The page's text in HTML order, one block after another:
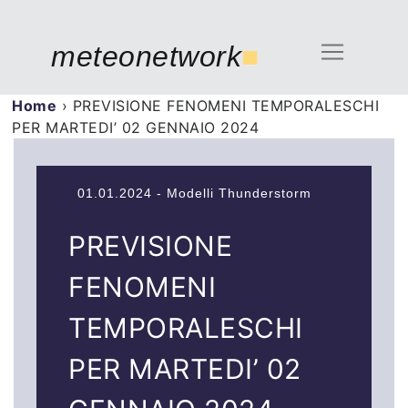
meteonetwork■
Home › PREVISIONE FENOMENI TEMPORALESCHI
PER MARTEDI’ 02 GENNAIO 2024
01.01.2024 - Modelli Thunderstorm
PREVISIONE
FENOMENI
TEMPORALESCHI
PER MARTEDI’ 02